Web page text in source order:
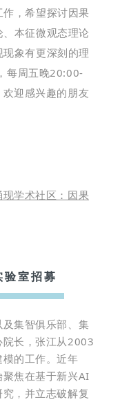
，希望探讨因果
本征微观态理论
象有更深刻的理
每周五晚20:00-
迎感兴趣的朋友
学术社区：因果
室招募
集智俱乐部、集
院长，张江从2003
的工作。近年
焦在基于新兴AI
，并立志破解复